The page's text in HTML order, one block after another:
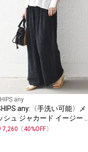
any
any:〈手洗い可能〉メ
シュ ジャカード イージー ワ
ド パンツ
7,260 〔40%OFF〕